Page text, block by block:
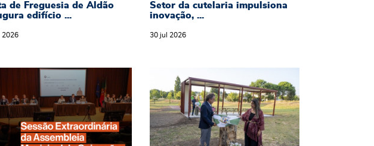
de Freguesia de Aldão
edifício ...
2026
Setor da cutelaria impulsiona
inovação, ...
30 jul 2026
plantel do Vitória SC
realiza-se a 3 de agosto
Municipal reúne em sessão extraordinária no dia 30 de
Selho São Cristóvão inaugura Parque